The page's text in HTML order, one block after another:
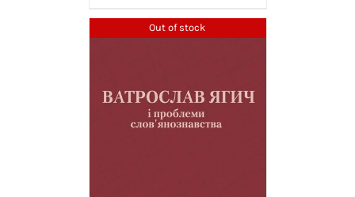
Out of stock